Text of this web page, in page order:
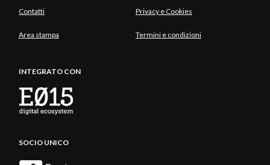
Contatti Privacy e Cookies
Area stampa Termini e condizioni
INTEGRATO CON
SOCIO UNICO